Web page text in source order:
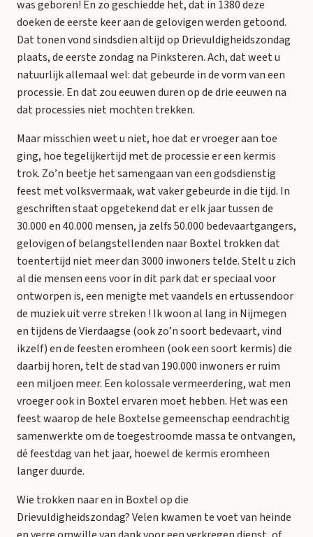
was geboren! En zo geschiedde het, dat in 1380 deze
doeken de eerste keer aan de gelovigen werden getoond.
Dat tonen vond sindsdien altijd op Drievuldigheidszondag
plaats, de eerste zondag na Pinksteren. Ach, dat weet u
natuurlijk allemaal wel: dat gebeurde in de vorm van een
processie. En dat zou eeuwen duren op de drie eeuwen na
dat processies niet mochten trekken.
Maar misschien weet u niet, hoe dat er vroeger aan toe
ging, hoe tegelijkertijd met de processie er een kermis
trok. Zo’n beetje het samengaan van een godsdienstig
feest met volksvermaak, wat vaker gebeurde in die tijd. In
geschriften staat opgetekend dat er elk jaar tussen de
30.000 en 40.000 mensen, ja zelfs 50.000 bedevaartgangers,
gelovigen of belangstellenden naar Boxtel trokken dat
toentertijd niet meer dan 3000 inwoners telde. Stelt u zich
al die mensen eens voor in dit park dat er speciaal voor
ontworpen is, een menigte met vaandels en ertussendoor
de muziek uit verre streken ! Ik woon al lang in Nijmegen
en tijdens de Vierdaagse (ook zo’n soort bedevaart, vind
ikzelf) en de feesten eromheen (ook een soort kermis) die
daarbij horen, telt de stad van 190.000 inwoners er ruim
een miljoen meer. Een kolossale vermeerdering, wat men
vroeger ook in Boxtel ervaren moet hebben. Het was een
feest waarop de hele Boxtelse gemeenschap eendrachtig
samenwerkte om de toegestroomde massa te ontvangen,
dé feestdag van het jaar, hoewel de kermis eromheen
langer duurde.
Wie trokken naar en in Boxtel op die
Drievuldigheidszondag? Velen kwamen te voet van heinde